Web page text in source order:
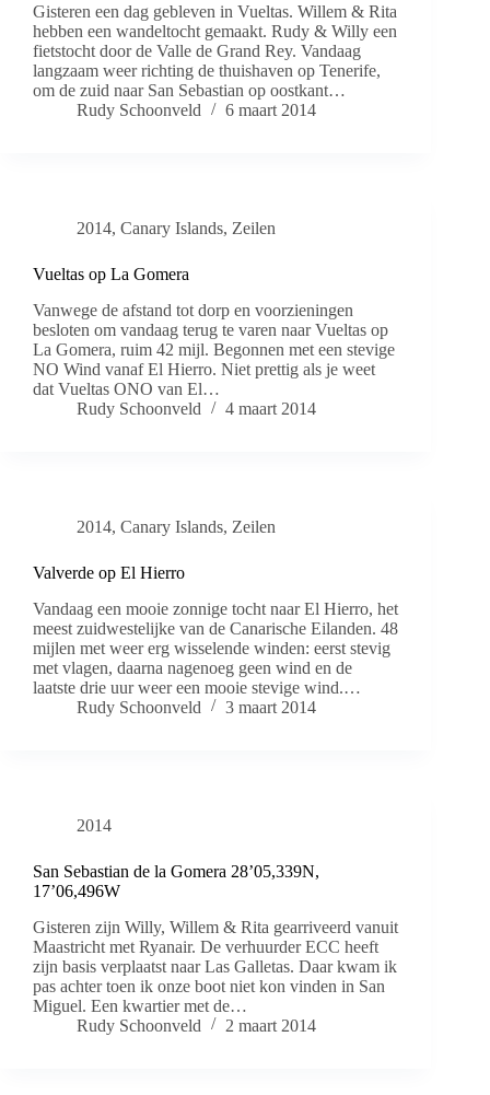
Gisteren een dag gebleven in Vueltas. Willem & Rita
hebben een wandeltocht gemaakt. Rudy & Willy een
fietstocht door de Valle de Grand Rey. Vandaag
langzaam weer richting de thuishaven op Tenerife,
om de zuid naar San Sebastian op oostkant…
Rudy Schoonveld
6 maart 2014
2014, Canary Islands, Zeilen
Vueltas op La Gomera
Vanwege de afstand tot dorp en voorzieningen
besloten om vandaag terug te varen naar Vueltas op
La Gomera, ruim 42 mijl. Begonnen met een stevige
NO Wind vanaf El Hierro. Niet prettig als je weet
dat Vueltas ONO van El…
Rudy Schoonveld
4 maart 2014
2014, Canary Islands, Zeilen
Valverde op El Hierro
Vandaag een mooie zonnige tocht naar El Hierro, het
meest zuidwestelijke van de Canarische Eilanden. 48
mijlen met weer erg wisselende winden: eerst stevig
met vlagen, daarna nagenoeg geen wind en de
laatste drie uur weer een mooie stevige wind.…
Rudy Schoonveld
3 maart 2014
2014
San Sebastian de la Gomera 28’05,339N,
17’06,496W
Gisteren zijn Willy, Willem & Rita gearriveerd vanuit
Maastricht met Ryanair. De verhuurder ECC heeft
zijn basis verplaatst naar Las Galletas. Daar kwam ik
pas achter toen ik onze boot niet kon vinden in San
Miguel. Een kwartier met de…
Rudy Schoonveld
2 maart 2014